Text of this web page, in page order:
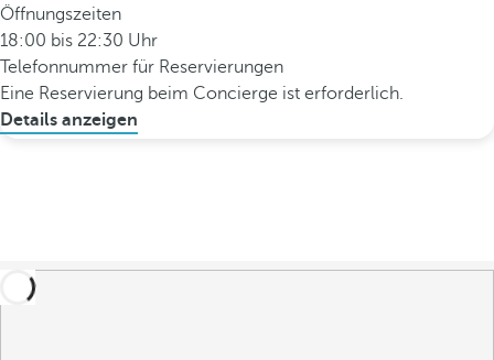
Öffnungszeiten
18:00 bis 22:30 Uhr
Telefonnummer für Reservierungen
Eine Reservierung beim Concierge ist erforderlich.
Details anzeigen